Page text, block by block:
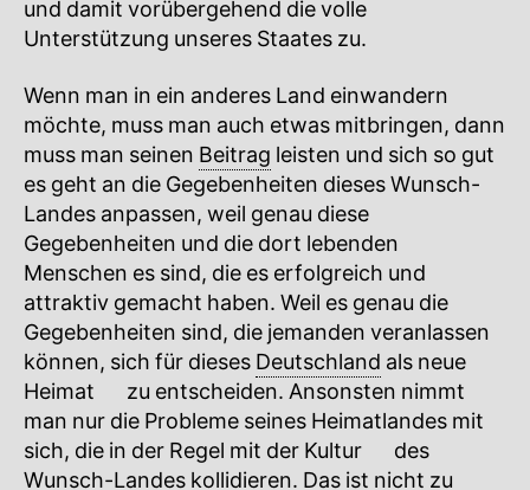
und damit vorübergehend die volle
Unterstützung unseres Staates zu.
Wenn man in ein anderes Land einwandern
möchte, muss man auch etwas mitbringen, dann
muss man seinen Beitrag leisten und sich so gut
es geht an die Gegebenheiten dieses Wunsch-
Landes anpassen, weil genau diese
Gegebenheiten und die dort lebenden
Menschen es sind, die es erfolgreich und
attraktiv gemacht haben. Weil es genau die
Gegebenheiten sind, die jemanden veranlassen
können, sich für dieses Deutschland als neue
Heimat
zu entscheiden. Ansonsten nimmt
man nur die Probleme seines Heimatlandes mit
sich, die in der Regel mit der Kultur
des
Wunsch-Landes kollidieren. Das ist nicht zu